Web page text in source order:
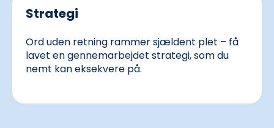
Strategi
Ord uden retning rammer sjældent plet – få
lavet en gennemarbejdet strategi, som du
nemt kan eksekvere på.